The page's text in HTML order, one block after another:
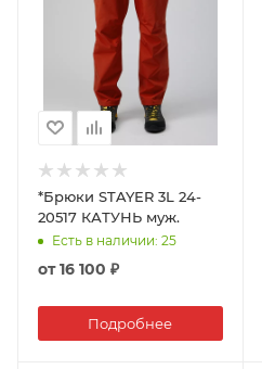
*Брюки STAYER 3L 24-
20517 КАТУНЬ муж.
Есть в наличии: 25
от16 100 ₽
Подробнее